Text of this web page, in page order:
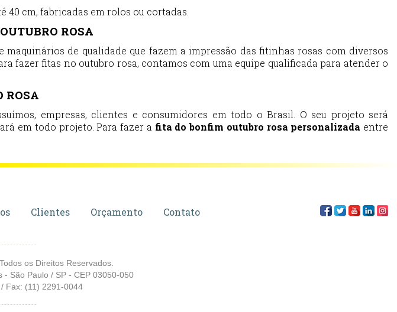
40 cm, fabricadas em rolos ou cortadas.
ROSA
de qualidade que fazem a impressão das fitinhas rosas com diversos
fazer fitas no outubro rosa, contamos com uma equipe qualificada para atender o
ROSA
empresas, clientes e consumidores em todo o Brasil. O seu projeto será
em todo projeto. Para fazer a fita do bonfim outubro rosa personalizada entre
Clientes Orçamento Contato
os Direitos Reservados.
São Paulo / SP - CEP 03050-050
Fax: (11) 2291-0044